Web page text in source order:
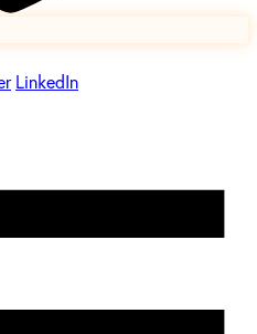
LinkedIn